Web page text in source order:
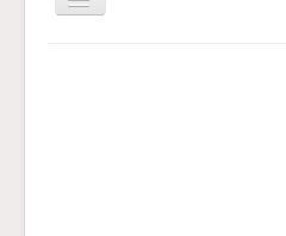
навігації